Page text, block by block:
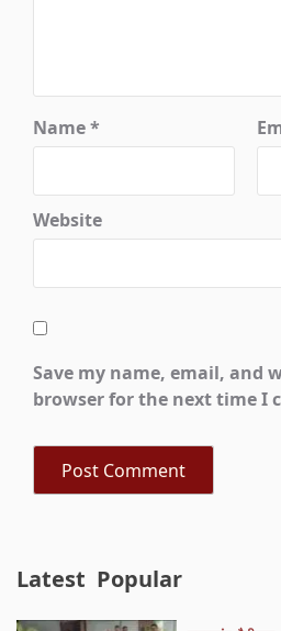
Name*
Website
Save my name, email, and
browser for the next time I
Latest Popular